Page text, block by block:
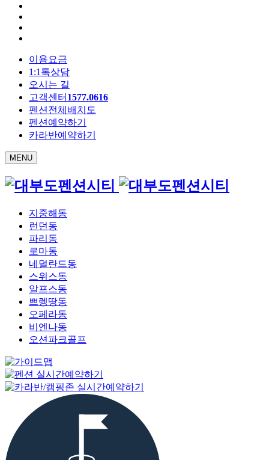
이용요금
1:1톡상담
오시는 길
고객센터 1577.0616
펜션전체배치도
펜션예약하기
카라반예약하기
MENU
지중해동
런던동
파리동
로마동
네덜란드동
스위스동
알프스동
쁘렝땅동
오페라동
비엔나동
오션파크골프